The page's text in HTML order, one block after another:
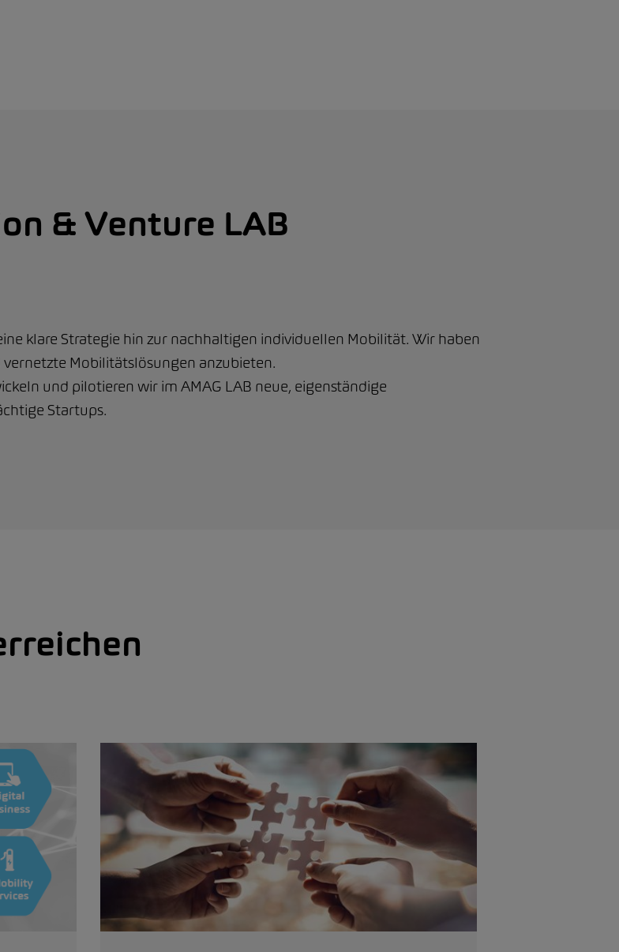
& Venture LAB
klare Strategie hin zur nachhaltigen individuellen Mobilität. Wir haben
Mobilitätslösungen anzubieten.
und pilotieren wir im AMAG LAB neue, eigenständige
Startups.
Ziel erreichen